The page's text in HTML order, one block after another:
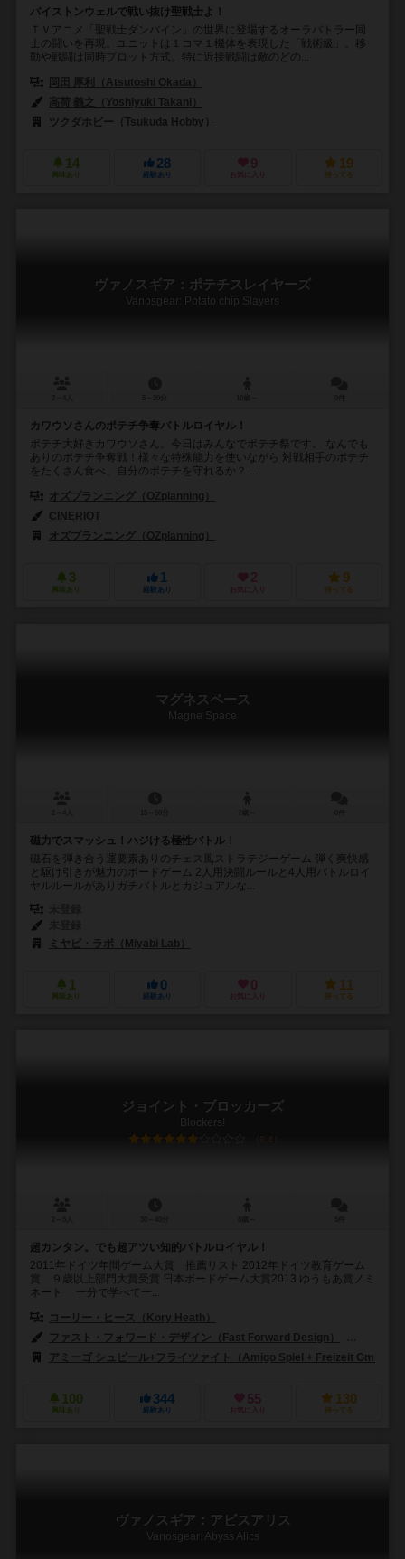
バイストンウェルで戦い抜け聖戦士よ！
ＴＶアニメ「聖戦士ダンバイン」の世界に登場するオーラバトラー同
士の闘いを再現。ユニットは１コマ１機体を表現した「戦術級」。移
動や戦闘は同時プロット方式。特に近接戦闘は敵のどの...
岡田 厚利（Atsutoshi Okada）
高荷 義之（Yoshiyuki Takani）
ツクダホビー（Tsukuda Hobby）
14
興味あり
28
経験あり
9
お気に入り
19
持ってる
ヴァノスギア：ポテチスレイヤーズ
Vanosgear: Potato chip Slayers
カワウソさんのポテチ争奪バトルロイヤル！
ポテチ大好きカワウソさん。今日はみんなでポテチ祭です。 なんでも
ありのポテチ争奪戦！様々な特殊能力を使いながら 対戦相手のポテチ
をたくさん食べ、自分のポテチを守れるか？ ...
オズプランニング（OZplanning）
CINERIOT
オズプランニング（OZplanning）
3
興味あり
1
経験あり
2
お気に入り
9
持ってる
マグネスペース
Magne Space
磁力でスマッシュ！ハジける極性バトル！
磁石を弾き合う運要素ありのチェス風ストラテジーゲーム 弾く爽快感
と駆け引きが魅力のボードゲーム 2人用決闘ルールと4人用バトルロイ
ヤルルールがありガチバトルとカジュアルな...
ミヤビ・ラボ（Miyabi Lab）
1
興味あり
0
経験あり
0
お気に入り
11
持ってる
ジョイント・ブロッカーズ
Blockers!
6.4
超カンタン。でも超アツい知的バトルロイヤル！
2011年ドイツ年間ゲーム大賞 推薦リスト 2012年ドイツ教育ゲーム
賞 ９歳以上部門大賞受賞 日本ボードゲーム大賞2013 ゆうもあ賞ノミ
ネート 一分で学べて一...
コーリー・ヒース（Kory Heath）
ファスト・フォワード・デザイン（Fast Forward Design）
アミーゴ シュピール+フライツァイト（Amigo Spiel + Freizeit GmbH）
100
興味あり
344
経験あり
55
お気に入り
130
持ってる
ヴァノスギア：アビスアリス
Vanosgear: Abyss Alics